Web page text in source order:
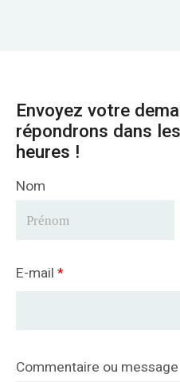
Envoyez votre
répondrons dans
heures !
Nom
E-mail *
Commentaire ou message